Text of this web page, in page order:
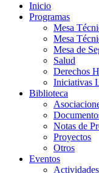
Inicio
Programas
Mesa
Mesa
Mesa de
Salud
Derechos
Iniciativas
Biblioteca
Notas de
Proyectos
Otros
Eventos
Actividades